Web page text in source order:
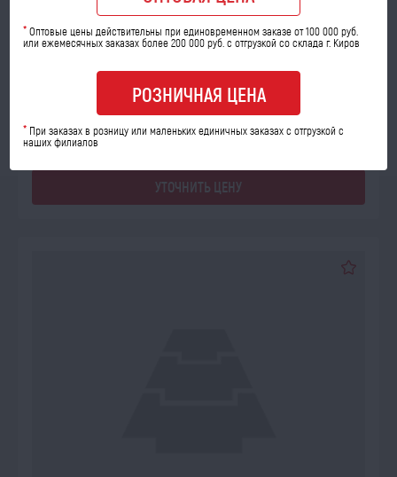
Кольца поршневые Д24.127(А) ПД Р2 (Стапри)
Код товара: 15598
УТОЧНИТЬ ЦЕНУ
*Оптовые цены действительны при единовременном заказе от 100 000 руб.
или ежемесячных заказах более 200 000 руб. с отгрузкой со склада г. Киров
РОЗНИЧНАЯ ЦЕНА
* При заказах в розницу или маленьких единичных заказах с отгрузкой с
наших филиалов